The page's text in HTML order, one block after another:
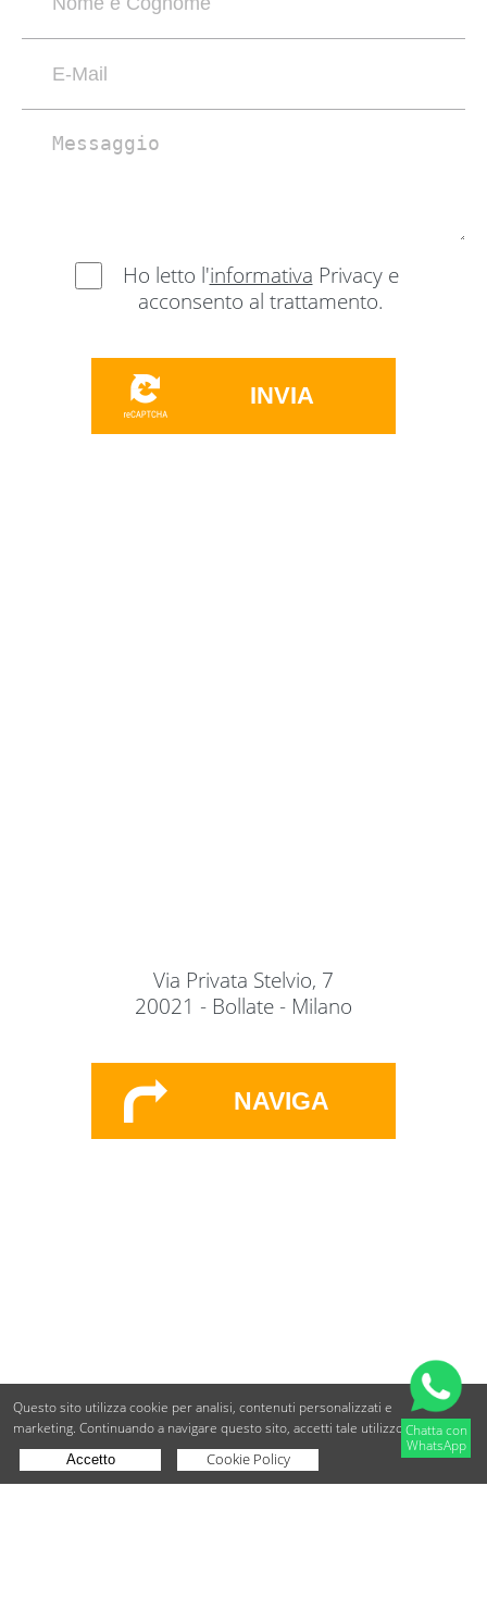
NAVIGA
Via Privata Stelvio, 7
20021 - Bollate - Milano
Ho letto l'informativa Privacy e
acconsento al trattamento.
INVIA
Chatta con
WhatsApp
Copyright © BdueB Srl PI 07755110967 Privacy Utilizzo dei cookie
Questo sito utilizza cookie per analisi, contenuti personalizzati e
marketing. Continuando a navigare questo sito, accetti tale utilizzo.
Accetto Cookie Policy